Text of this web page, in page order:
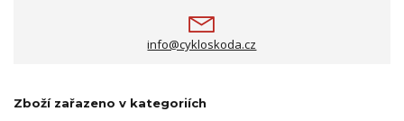
info@cykloskoda.cz
Zboží zařazeno v kategoriích